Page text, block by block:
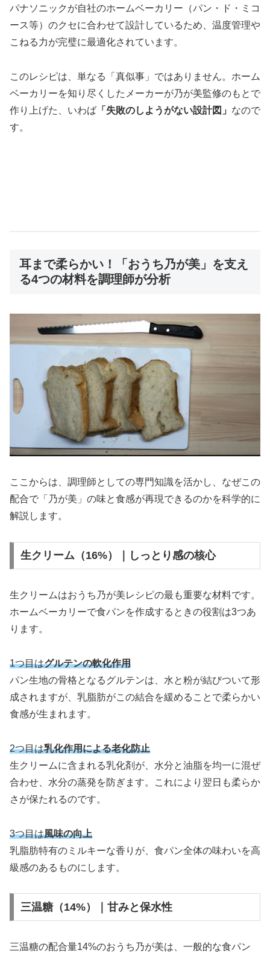
パナソニックが自社のホームベーカリー（パン・ド・ミコ
ース等）のクセに合わせて設計しているため、温度管理や
こねる力が完璧に最適化されています。
このレシピは、単なる「真似事」ではありません。ホーム
ベーカリーを知り尽くしたメーカーが乃が美監修のもとで
作り上げた、いわば 「失敗のしようがない設計図」 なので
す。
耳まで柔らかい！「おうち乃が美」を支え
る4つの材料を調理師が分析
ここからは、調理師としての専門知識を活かし、なぜこの
配合で「乃が美」の味と食感が再現できるのかを科学的に
解説します。
生クリーム（16%）｜しっとり感の核心
生クリームはおうち乃が美レシピの最も重要な材料です。
ホームベーカリーで食パンを作成するときの役割は3つあ
ります。
1つ目はグルテンの軟化作用
パン生地の骨格となるグルテンは、水と粉が結びついて形
成されますが、乳脂肪がこの結合を緩めることで柔らかい
食感が生まれます。
2つ目は乳化作用による老化防止
生クリームに含まれる乳化剤が、水分と油脂を均一に混ぜ
合わせ、水分の蒸発を防ぎます。これにより翌日も柔らか
さが保たれるのです。
3つ目は風味の向上
乳脂肪特有のミルキーな香りが、食パン全体の味わいを高
級感のあるものにします。
三温糖（14%）｜甘みと保水性
三温糖の配合量14%のおうち乃が美は、一般的な食パン